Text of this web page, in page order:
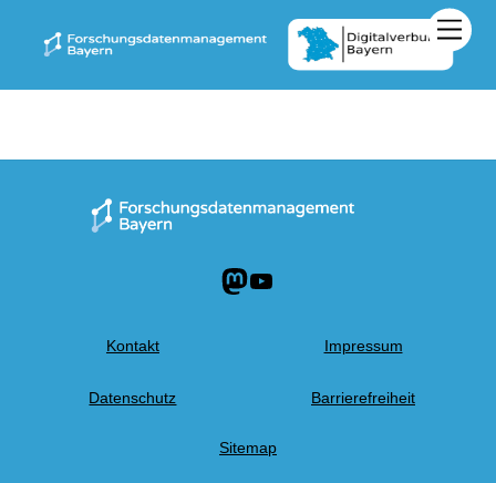
Mastodon
YouTube
Kontakt Impressum
Datenschutz Barrierefreiheit
Sitemap